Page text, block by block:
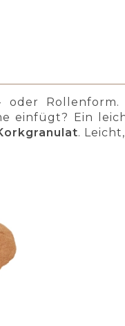
Rollenform.
einfügt? Ein
.